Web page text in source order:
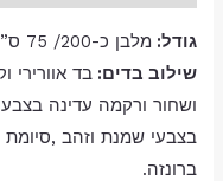
גודל: מלבן כ-200/ 75 ס”מ | ריבוע כל צלע כ- 140ס”מ
שילוב בדים: בד אוורירי
ושחור ורקמה עדינה
בצבעי שמנת וזהב ,סיומת
ברונזה.